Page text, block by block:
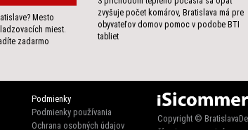
Mesto
miest.
zadarmo
zvyšuje počet komárov, Bratislava má pre
obyvateľov domov pomoc v podobe BTI
tabliet
Podmienky
Podmienky používania
Ochrana osobných údajov
Copyright ©